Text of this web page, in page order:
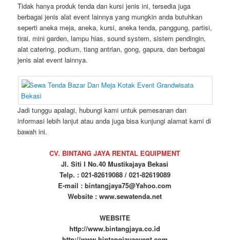
Tidak hanya produk tenda dan kursi jenis ini, tersedia juga
berbagai jenis alat event lainnya yang mungkin anda butuhkan
seperti aneka meja, aneka, kursi, aneka tenda, panggung, partisi,
tirai, mini garden, lampu hias, sound system, sistem pendingin,
alat catering, podium, tiang antrian, gong, gapura, dan berbagai
jenis alat event lainnya.
Jadi tunggu apalagi, hubungi kami untuk pemesanan dan
informasi lebih lanjut atau anda juga bisa kunjungi alamat kami di
bawah ini.
CV. BINTANG JAYA RENTAL EQUIPMENT
Jl. Siti I No.40 Mustikajaya Bekasi
Telp. : 021-82619088 / 021-82619089
E-mail : bintangjaya75@Yahoo.com
Website : www.sewatenda.net
WEBSITE
http://www.bintangjaya.co.id